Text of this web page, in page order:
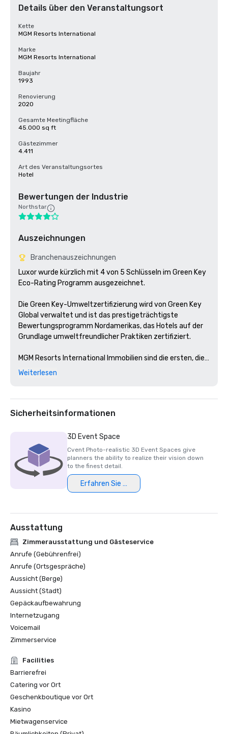
Details über den Veranstaltungsort
Kette
MGM Resorts International
Marke
MGM Resorts International
Baujahr
1993
Renovierung
2020
Gesamte Meetingfläche
45.000 sq ft
Gästezimmer
4.411
Art des Veranstaltungsortes
Hotel
Bewertungen der Industrie
Northstar
Auszeichnungen
Branchenauszeichnungen
Luxor wurde kürzlich mit 4 von 5 Schlüsseln im Green Key
Eco-Rating Programm ausgezeichnet.
Die Green Key-Umweltzertifizierung wird von Green Key
Global verwaltet und ist das prestigeträchtigste
Bewertungsprogramm Nordamerikas, das Hotels auf der
Grundlage umweltfreundlicher Praktiken zertifiziert.
MGM Resorts International Immobilien sind die ersten, die
diese Zertifizierung in Nevada und Michigan erhalten
Weiterlesen
Sicherheitsinformationen
3D Event Space
Cvent Photo-realistic 3D Event Spaces give
planners the ability to realize their vision down
to the finest detail.
Erfahren Sie mehr
Ausstattung
Zimmerausstattung und Gästeservice
Anrufe (Gebührenfrei)
Anrufe (Ortsgespräche)
Aussicht (Berge)
Aussicht (Stadt)
Gepäckaufbewahrung
Internetzugang
Voicemail
Zimmerservice
Facilities
Barrierefrei
Catering vor Ort
Geschenkboutique vor Ort
Kasino
Mietwagenservice